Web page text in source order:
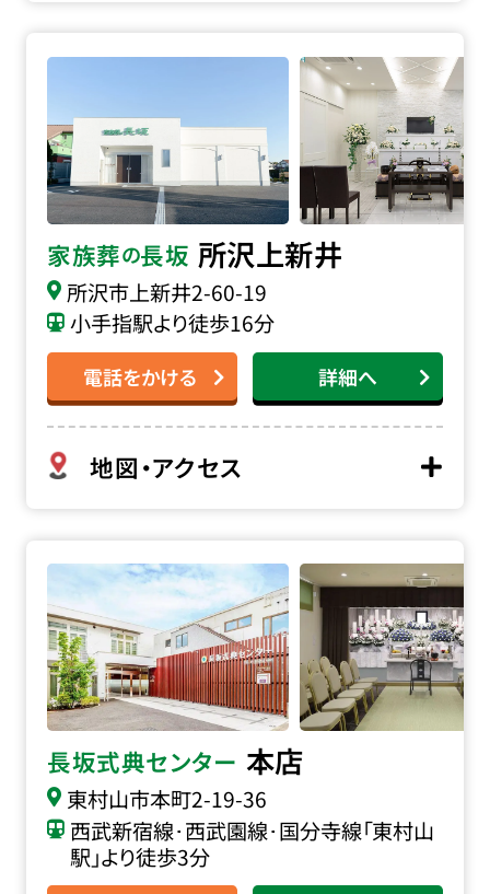
家族葬の長坂 所沢上新井
所沢市上新井2-60-19
小手指駅より徒歩16分
電話をかける 詳細へ
地図・アクセス
長坂式典センター 本店
東村山市本町2-19-36
西武新宿線･西武園線･国分寺線「東村山
駅」より徒歩3分
長坂式典センター本店の詳細へ